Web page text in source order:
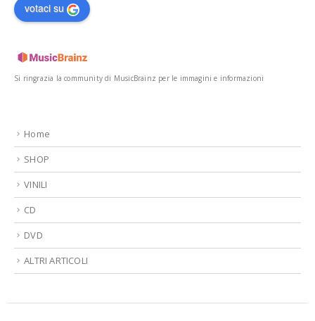
votaci su
Si ringrazia la community di MusicBrainz per le immagini e informazioni
Home
SHOP
VINILI
CD
DVD
ALTRI ARTICOLI